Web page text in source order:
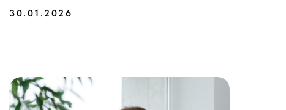
30.01.2026